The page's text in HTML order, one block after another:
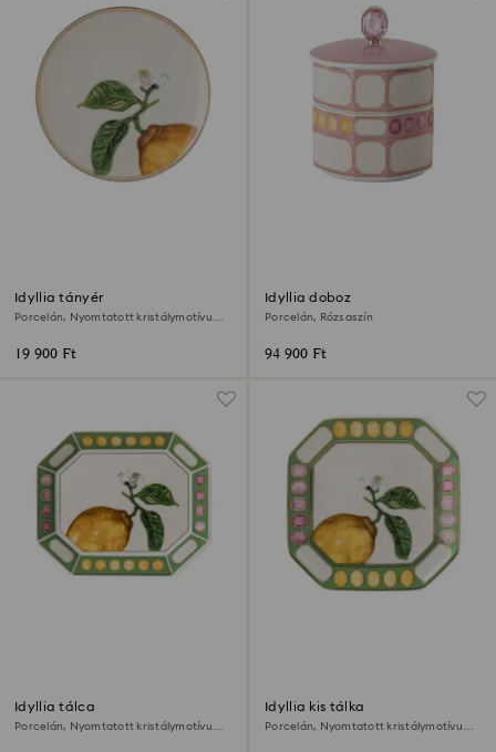
Idyllia tányér
Porcelán, Nyomtatott kristálymotívum,
19 900 Ft
Idyllia doboz
Porcelán, Rózsaszín
94 900 Ft
Idyllia tálca
Porcelán, Nyomtatott kristálymotívum,
Idyllia kis tálka
Porcelán, Nyomtatott kristálymotívum,